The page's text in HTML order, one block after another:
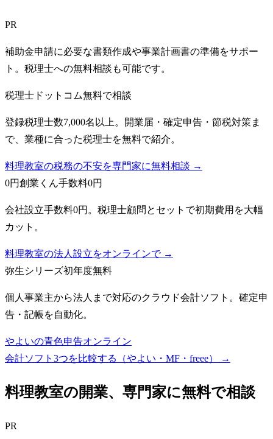
PR
補助金申請に必要な書類作成や事業計画書の準備をサポー
ト。税理士への無料相談も可能です。
税理士ドットコム無料で相談
登録税理士数7,000名以上。開業届・確定申告・節税対策ま
で、業種に合った税理士を無料で紹介。
料理教室の税務の不安を専門家に無料相談 →
0円創業くん手数料0円
会社設立手数料0円。税理士顧問とセットで初期費用を大幅
カット。
料理教室の法人設立をオンラインで →
弥生シリーズ初年度無料
個人事業主から法人まで対応のクラウド会計ソフト。確定申
告・記帳を自動化。
やよいの青色申告オンライン
会計ソフト3つを比較する（やよい・MF・freee）
→
料理教室の開業、専門家に無料で相談
PR